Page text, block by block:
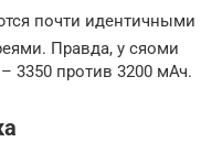
почти идентичными
Правда, у сяоми
3350 против 3200 мАч.